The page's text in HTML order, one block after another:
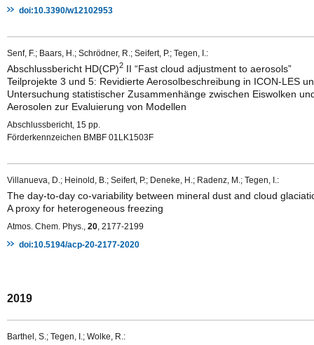
doi:10.3390/w12102953
Senf, F.; Baars, H.; Schrödner, R.; Seifert, P.; Tegen, I.:
Abschlussbericht HD(CP)2 II “Fast cloud adjustment to aerosols”
Teilprojekte 3 und 5: Revidierte Aerosolbeschreibung in ICON-LES
Untersuchung statistischer Zusammenhänge zwischen Eiswolken
Aerosolen zur Evaluierung von Modellen
Abschlussbericht, 15 pp.
Förderkennzeichen BMBF 01LK1503F
Villanueva, D.; Heinold, B.; Seifert, P.; Deneke, H.; Radenz, M.; Tegen, I.:
The day-to-day co-variability between mineral dust and cloud
A proxy for heterogeneous freezing
Atmos. Chem. Phys., 20 , 2177-2199
doi:10.5194/acp-20-2177-2020
2019
Barthel, S.; Tegen, I.; Wolke, R.: